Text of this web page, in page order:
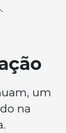
um
na